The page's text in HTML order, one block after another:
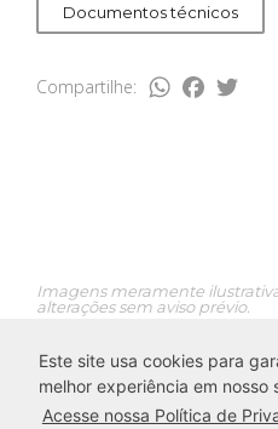
Este site usa cookies para
melhor experiência em nosso
Acesse nossa Política de
Documentos técnicos
Compartilhe: WhatsApp
Imagens meramente
alterações sem aviso prévio.